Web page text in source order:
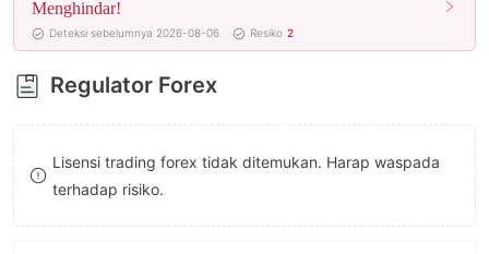
6
7
8
9
4
5
6
7
8
9
7
8
9
Menghindar!
Deteksi sebelumnya 2026-08-06 Resiko 2
Regulator Forex
Lisensi trading forex tidak ditemukan. Harap waspada
terhadap risiko.